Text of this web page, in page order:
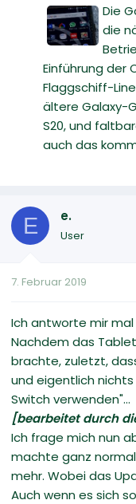
Die
die
Einführung der
Flaggschiff-
ältere Galaxy-
S20, und
auch das
E e.
User
7. Februar 2019
Ich antworte mir mal
Nachdem das
brachte, zuletzt,
und eigentlich nichts
Switch verwenden"...
[bearbeitet durch
Ich frage mich nun
machte ganz
mehr. Wobei das
Auch wenn es sich